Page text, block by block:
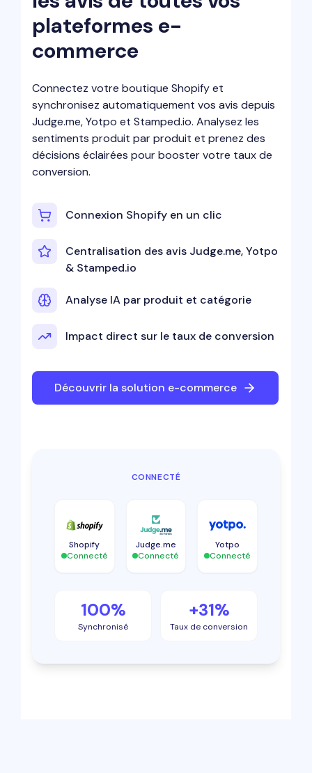
CONNECTÉ
Shopify
Connecté
Judge.me
Connecté
Yotpo
Connecté
100%
Synchronisé
+31%
Taux de conversion
plateformes e-
commerce
Connectez votre boutique Shopify et
synchronisez automatiquement vos avis depuis
Judge.me, Yotpo et Stamped.io. Analysez les
sentiments produit par produit et prenez des
décisions éclairées pour booster votre taux de
conversion.
Connexion Shopify en un clic
Centralisation des avis Judge.me, Yotpo
& Stamped.io
Analyse IA par produit et catégorie
Impact direct sur le taux de conversion
Découvrir la solution e-commerce